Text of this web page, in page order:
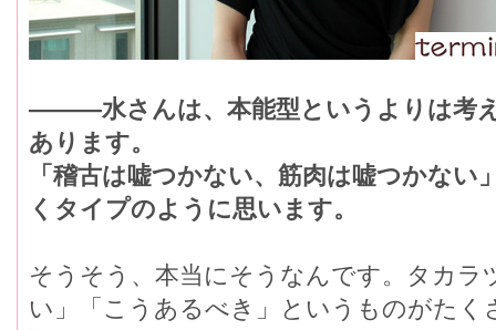
―――水さんは、本能型というよりは考
あります。
「稽古は嘘つかない、筋肉は嘘つかな
くタイプのように思います。
そうそう、本当にそうなんです。タカ
い」「こうあるべき」というものがたく